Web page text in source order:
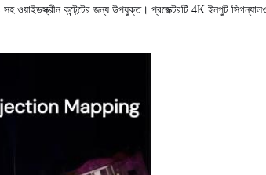
ওয়াইডস্ক্রীন কন্টেন্টের জন্য উপযুক্ত। প্রজেক্টরটি 4K ইনপুট